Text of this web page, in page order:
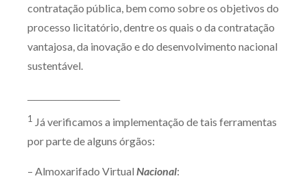
contratação pública, bem como sobre os objetivos do
processo licitatório, dentre os quais o da contratação
vantajosa, da inovação e do desenvolvimento nacional
sustentável.
1 Já verificamos a implementação de tais ferramentas
por parte de alguns órgãos:
– Almoxarifado Virtual Nacional: